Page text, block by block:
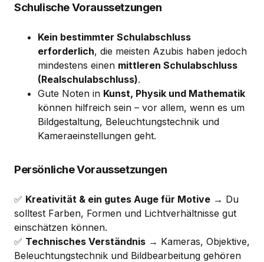
Schulische Voraussetzungen
Kein bestimmter Schulabschluss
erforderlich, die meisten Azubis haben jedoch
mindestens einen mittleren Schulabschluss
(Realschulabschluss).
Gute Noten in Kunst, Physik und Mathematik
können hilfreich sein – vor allem, wenn es um
Bildgestaltung, Beleuchtungstechnik und
Kameraeinstellungen geht.
Persönliche Voraussetzungen
✅ Kreativität & ein gutes Auge für Motive → Du
solltest Farben, Formen und Lichtverhältnisse gut
einschätzen können.
✅ Technisches Verständnis → Kameras, Objektive,
Beleuchtungstechnik und Bildbearbeitung gehören